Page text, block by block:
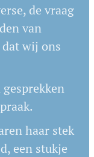
de vraag
van
wij ons
haar stek
een stukje